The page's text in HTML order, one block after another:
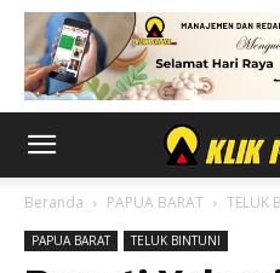
Beranda PAPUA BARAT TELUK
PAPUA BARAT TELUK BINTUNI